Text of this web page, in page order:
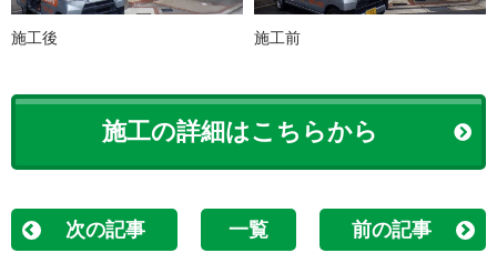
施工後 施工前
施工の詳細はこちらから
次の記事 一覧 前の記事